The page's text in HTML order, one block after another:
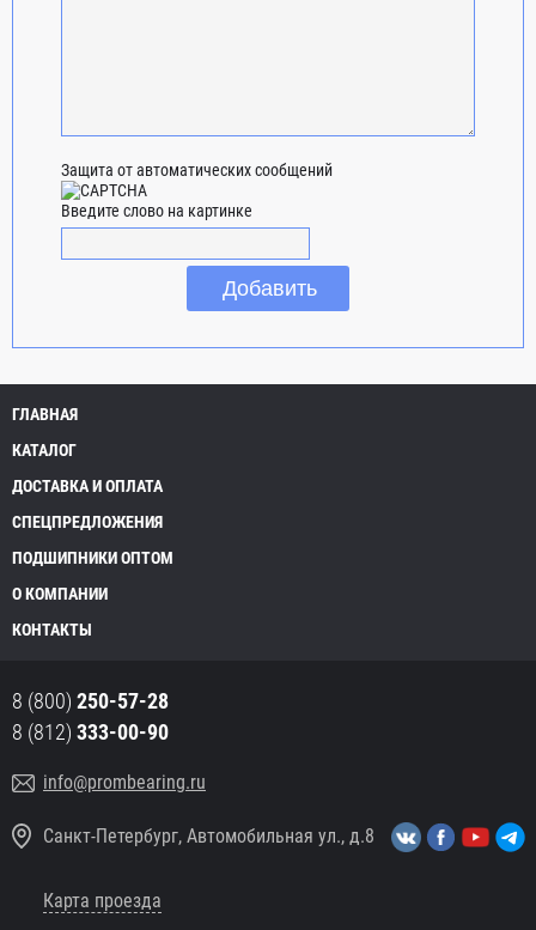
Защита от автоматических сообщений
Введите слово на картинке
ГЛАВНАЯ
КАТАЛОГ
ДОСТАВКА И ОПЛАТА
СПЕЦПРЕДЛОЖЕНИЯ
ПОДШИПНИКИ ОПТОМ
О КОМПАНИИ
КОНТАКТЫ
8 (800) 250-57-28
8 (812) 333-00-90
info@prombearing.ru
Санкт-Петербург, Автомобильная ул., д.8
Карта проезда